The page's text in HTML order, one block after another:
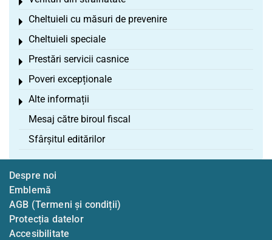
Toggle menu
Cheltuieli cu măsuri de prevenire
Toggle menu
Cheltuieli speciale
Toggle menu
Prestări servicii casnice
Toggle menu
Poveri excepționale
Toggle menu
Alte informații
Toggle menu
Mesaj către biroul fiscal
Sfârșitul editărilor
Despre noi
Emblemă
AGB (Termeni și condiții)
Protecția datelor
Accesibilitate